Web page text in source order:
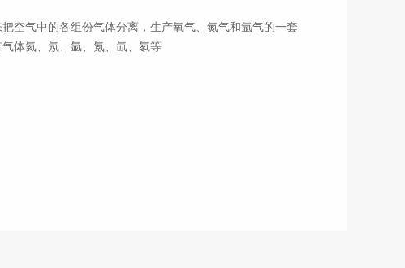
把空气中的各组份气体分离，生产氧气、氮气和氩气的一套
、氖、氩、氪、氙、氡等